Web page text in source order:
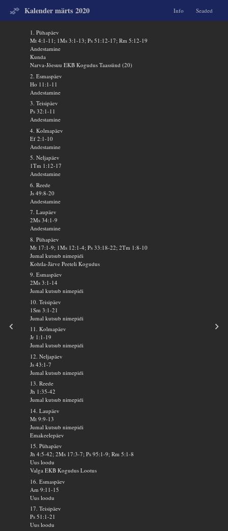
Kalender märts 2020 Info Seaded
1. Pühapäev
Mt 4:1-11; 1Ms 3:1-13; Ps 51:12-17; Rm 5:12-19
Andestamine
Kunda
Narva-Jõesuu EKB Kogudus Taassünd (20)
2. Esmaspäev
Ho 11:1-11
Andestamine
3. Teisipäev
Ps 32:1-11
Andestamine
4. Kolmapäev
Ef 2:1-10
Andestamine
5. Neljapäev
1Tm 1:12-17
Andestamine
6. Reede
Js 49:8-20
Andestamine
7. Laupäev
2Ms 34:1-9
Andestamine
8. Pühapäev
Mt 17:1-9; 1Ms 12:1-4; Ps 33:18-22; 2Tm 1:8-10
Jumal kutsub nimepidi
Kohtla-Järve Peeteli Kogudus
9. Esmaspäev
2Ms 3:1-14
Jumal kutsub nimepidi
10. Teisipäev
1Sm 3:1-21
Jumal kutsub nimepidi
11. Kolmapäev
Jr 1:1-19
Jumal kutsub nimepidi
12. Neljapäev
Js 43:1-7
Jumal kutsub nimepidi
13. Reede
Jh 1:35-42
Jumal kutsub nimepidi
14. Laupäev
Mt 9:9-13
Jumal kutsub nimepidi
Emakeelepäev
15. Pühapäev
Jh 4:5-42; 2Ms 17:3-7; Ps 95:1-9; Rm 5:1-8
Uus loodu
Valga EKB Kogudus Lootus
16. Esmaspäev
Am 9:11-15
Uus loodu
17. Teisipäev
Ps 51:1-21
Uus loodu